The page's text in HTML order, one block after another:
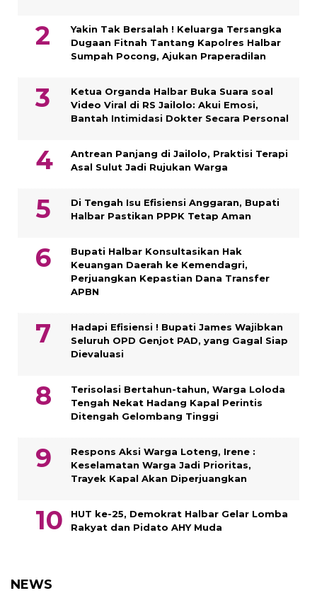
Yakin Tak Bersalah ! Keluarga Tersangka
Dugaan Fitnah Tantang Kapolres Halbar
Sumpah Pocong, Ajukan Praperadilan
Ketua Organda Halbar Buka Suara soal
Video Viral di RS Jailolo: Akui Emosi,
Bantah Intimidasi Dokter Secara Personal
Antrean Panjang di Jailolo, Praktisi Terapi
Asal Sulut Jadi Rujukan Warga
Di Tengah Isu Efisiensi Anggaran, Bupati
Halbar Pastikan PPPK Tetap Aman
Bupati Halbar Konsultasikan Hak
Keuangan Daerah ke Kemendagri,
Perjuangkan Kepastian Dana Transfer
APBN
Hadapi Efisiensi ! Bupati James Wajibkan
Seluruh OPD Genjot PAD, yang Gagal Siap
Dievaluasi
Terisolasi Bertahun-tahun, Warga Loloda
Tengah Nekat Hadang Kapal Perintis
Ditengah Gelombang Tinggi
Respons Aksi Warga Loteng, Irene :
Keselamatan Warga Jadi Prioritas,
Trayek Kapal Akan Diperjuangkan
HUT ke-25, Demokrat Halbar Gelar Lomba
Rakyat dan Pidato AHY Muda
NEWS